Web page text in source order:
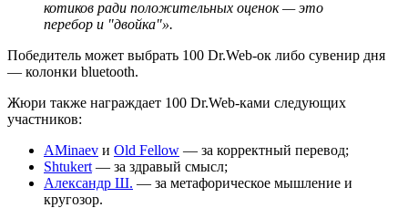
котиков ради положительных оценок — это
перебор и "двойка"».
Победитель может выбрать 100 Dr.Web-ок либо сувенир дня
— колонки bluetooth.
Жюри также награждает 100 Dr.Web-ками следующих
участников:
AMinaev и Old Fellow — за корректный перевод;
Shtukert — за здравый смысл;
Александр Ш. — за метафорическое мышление и
кругозор.